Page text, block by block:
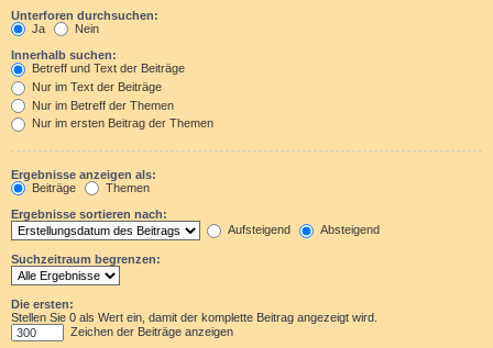
Unterforen durchsuchen:
Ja
Nein
Innerhalb suchen:
Betreff und Text der Beiträge
Nur im Text der Beiträge
Nur im Betreff der Themen
Nur im ersten Beitrag der Themen
Ergebnisse anzeigen als:
Beiträge
Themen
Ergebnisse sortieren nach:
Aufsteigend
Absteigend
Suchzeitraum begrenzen:
Die ersten:
Stellen Sie 0 als Wert ein, damit der komplette Beitrag angezeigt wird.
Zeichen der Beiträge anzeigen